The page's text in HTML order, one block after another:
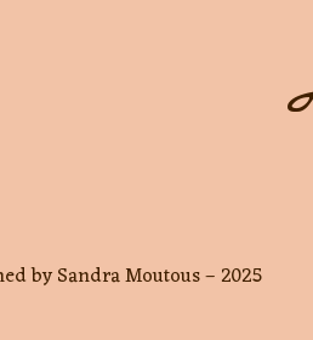
by Sandra Moutous – 2025